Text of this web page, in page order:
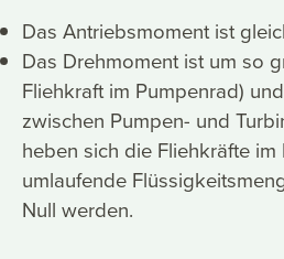
Das Antriebsmoment ist
Das Drehmoment ist um so
Fliehkraft im Pumpenrad)
zwischen Pumpen- und
heben sich die Fliehkräfte
umlaufende
Null werden.